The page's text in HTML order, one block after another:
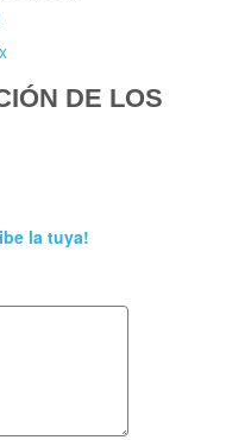
DE LOS
la tuya!